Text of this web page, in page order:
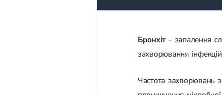
Бронхіт- запалення
захворювання
Частота захворювань